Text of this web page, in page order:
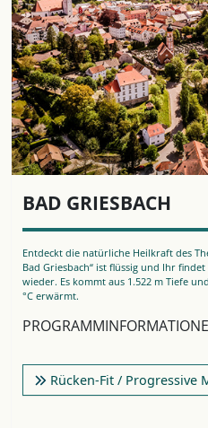
BAD GRIESBACH
Entdeckt die natürliche Heilkraft des
Bad Griesbach“ ist flüssig und Ihr
wieder. Es kommt aus 1.522 m Tiefe
°C erwärmt.
Rücken-Fit /